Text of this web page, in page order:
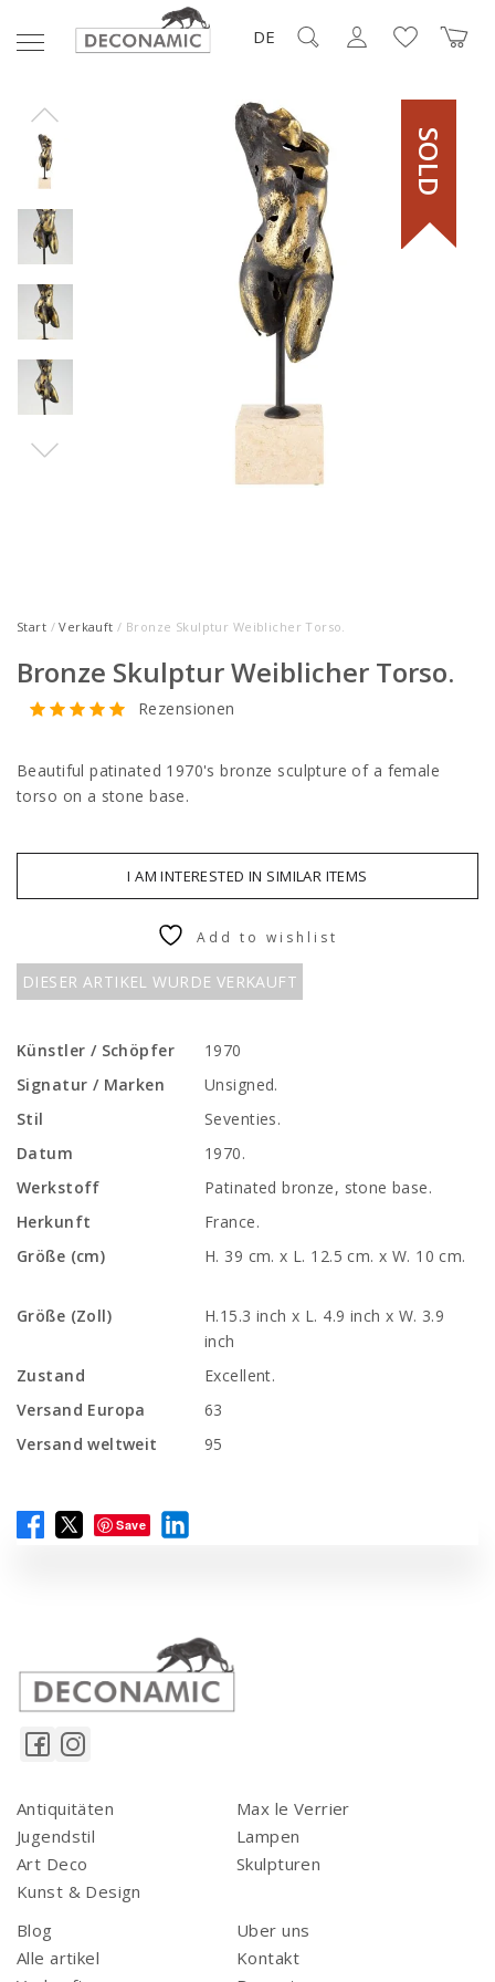
DE
SOLD
Start /Verkauft / Bronze Skulptur Weiblicher Torso.
Bronze Skulptur Weiblicher Torso.
Rezensionen
Beautiful patinated 1970's bronze sculpture of a female
torso on a stone base.
I AM INTERESTED IN SIMILAR ITEMS
DIESER ARTIKEL WURDE VERKAUFT
Add to wishlist
Künstler / Schöpfer
1970
Signatur / Marken
Unsigned.
Stil
Seventies.
Datum
1970.
Werkstoff
Patinated bronze, stone base.
Herkunft
France.
Größe (cm)
H. 39 cm. x L. 12.5 cm. x W. 10 cm.
Größe (Zoll)
H.15.3 inch x L. 4.9 inch x W. 3.9
inch
Zustand
Excellent.
Versand Europa
63
Versand weltweit
95
Save
Antiquitäten
Jugendstil
Art Deco
Kunst & Design
Max le Verrier
Lampen
Skulpturen
Blog
Alle artikel
Uber uns
Kontakt